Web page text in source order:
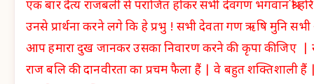
एक बार दैत्य राजबली से पराजित होकर सभी देवगण भगवान श्री
उनसे प्रार्थना करने लगे कि हे प्रभु ! सभी देवता गण ऋषि मुनि
आप हमारा दुख जानकर उसका निवारण करने की कृपा कीजिए |
राज बलि की दानवीरता का प्रचम फैला हैं | वे बहुत शक्तिशाली